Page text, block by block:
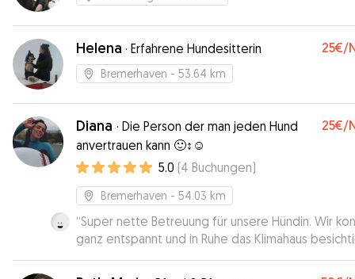
Helena · Erfahrene Hundesitterin 25€/
Bremerhaven - 53.64 km
Diana · Die Person der man jeden Hund
anvertrauen kann 🙂‍↕️☺️
25€/
5.0 (4 Buchungen)
Bremerhaven - 54.03 km
“Super nette Betreuung für unsere Hündin. Wir
ganz entspannt und in Ruhe das Klimahaus
Alles hat super funktioniert und Diana war super